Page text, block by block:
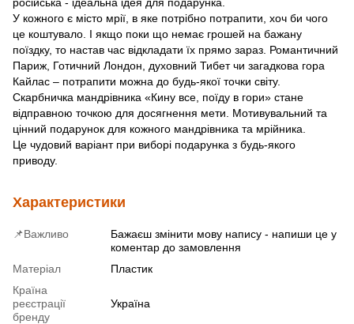
У кожного є місто мрії, в яке потрібно потрапити, хоч би чого
це коштувало. І якщо поки що немає грошей на бажану
поїздку, то настав час відкладати їх прямо зараз. Романтичний
Париж, Готичний Лондон, духовний Тибет чи загадкова гора
Кайлас – потрапити можна до будь-якої точки світу.
Скарбничка мандрівника «Кину все, поїду в гори» стане
відправною точкою для досягнення мети. Мотивувальний та
цінний подарунок для кожного мандрівника та мрійника.
Це чудовий варіант при виборі подарунка з будь-якого
приводу.
Характеристики
📌Важливо
Бажаєш змінити мову напису - напиши це у
коментар до замовлення
Матеріал
Пластик
Країна
реєстрації
бренду
Україна